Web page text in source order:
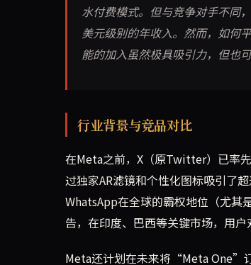
水付费模式。但与竞争对手不同
美元级别的年收入。然而，如何
能的加入虽然极具吸引力，但也
行业背景与竞品对比
在Meta之前，X（原Twitter）已率
过独家AR滤镜和个性化图标吸引了
WhatsApp在全球的霸权地位（尤其
告，在印度、巴西等关键市场，用
Meta还计划在未来将“Meta One”